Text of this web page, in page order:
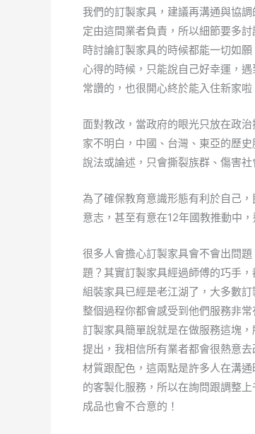
我們的訂製家具，建議再溝通與協
定由這間業者負責，所以細節要多
時討論訂製家具的時候都能一切如
心得的時候，只能說自己好幸運，
常讚的，也很開心終於能入住新家啦
面對教改，當政府的眼光只放在政治
家不明白，中國、台灣、東亞的歷
說法或論述，只會撕裂族群、傷害社
為了確保教育意識形態有利於自己
意志，甚至有意在12年國教推動中
很多人會擔心訂製家具會不會出問
題？其實訂製家具經過師傅的巧手
組裝家具已經是老江湖了，大多數
整個過程你都會感受到他們服務非
訂製家具簡單說就是在做服務這塊
提出，我相信所有業者都會很熱意
材質跟配色，這兩點是許多人在溝
的客製化服務，所以在詢問跟調整
成品也會不合意的！